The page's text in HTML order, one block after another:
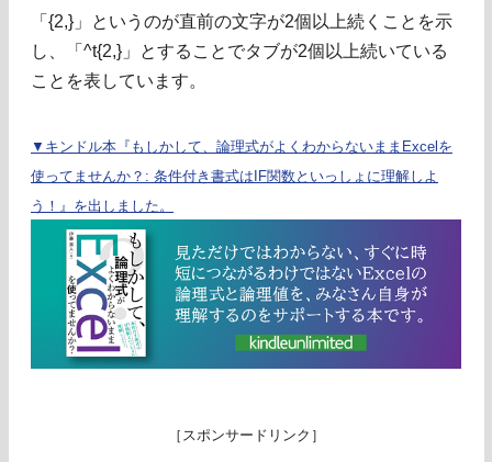
「{2,}」というのが直前の文字が2個以上続くことを示
し、「^t{2,}」とすることでタブが2個以上続いている
ことを表しています。
▼キンドル本『もしかして、論理式がよくわからないままExcelを
使ってませんか？: 条件付き書式はIF関数といっしょに理解しよ
う！』を出しました。
［スポンサードリンク］